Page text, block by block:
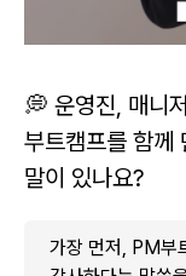
💭 운영진, 매니
부트캠프를 함께
말이 있나요?
가장 먼저, PM부